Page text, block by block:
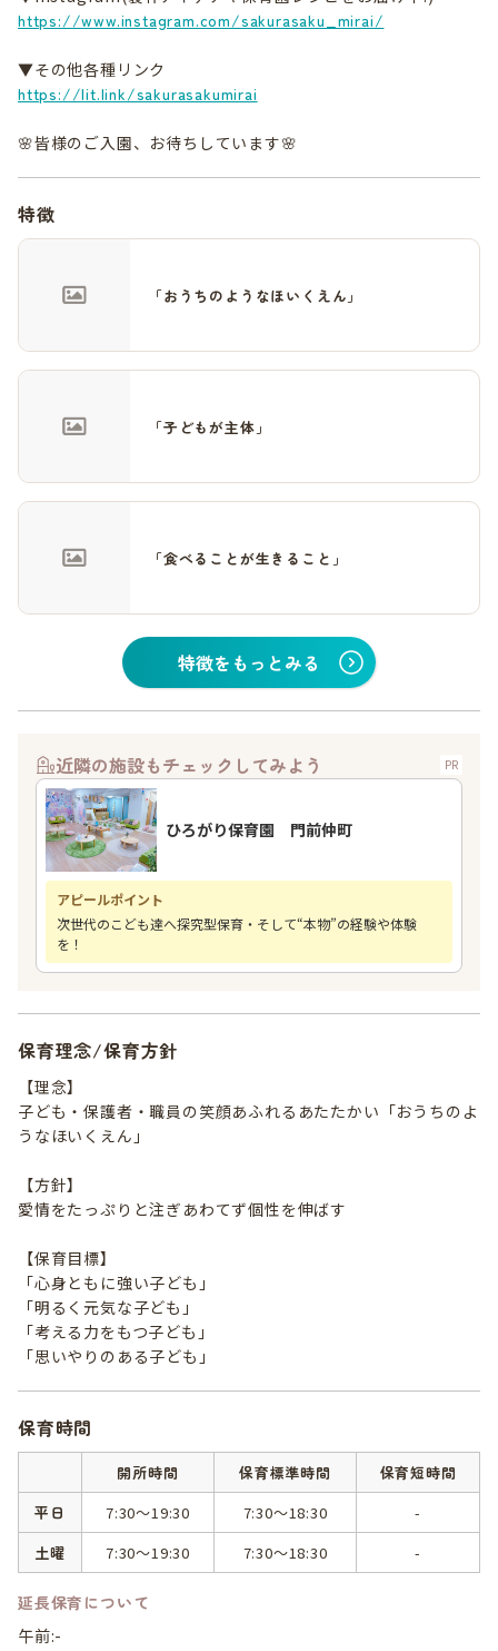
https://www.instagram.com/sakurasaku_mirai/
▼その他各種リンク
https://lit.link/sakurasakumirai
🌸皆様のご入園、お待ちしています🌸
特徴
「おうちのようなほいくえん」
「子どもが主体」
「食べることが生きること」
特徴をもっとみる
近隣の施設もチェックしてみよう PR
ひろがり保育園 門前仲町
アピールポイント
次世代のこども達へ探究型保育・そして“本物”の経験や体験
を！
保育理念/保育方針
【理念】
子ども・保護者・職員の笑顔あふれるあたたかい「おうちのよ
うなほいくえん」
【方針】
愛情をたっぷりと注ぎあわてず個性を伸ばす
【保育目標】
「心身ともに強い子ども」
「明るく元気な子ども」
「考える力をもつ子ども」
「思いやりのある子ども」
保育時間
開所時間 保育標準時間
保育短時間
平日
7:30～19:30 7:30～18:30
-
土曜
7:30～19:30 7:30～18:30 -
延長保育について
午前:-